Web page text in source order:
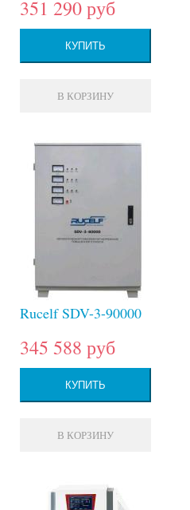
351 290 руб
КУПИТЬ
В КОРЗИНУ
Rucelf SDV-3-90000
345 588 руб
КУПИТЬ
В КОРЗИНУ